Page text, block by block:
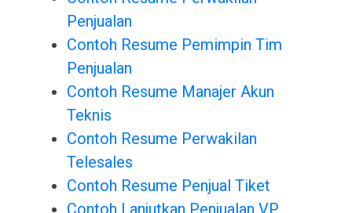
Penjualan
Contoh Resume Pemimpin Tim
Penjualan
Contoh Resume Manajer Akun
Teknis
Contoh Resume Perwakilan
Telesales
Contoh Resume Penjual Tiket
Contoh Lanjutkan Penjualan VP